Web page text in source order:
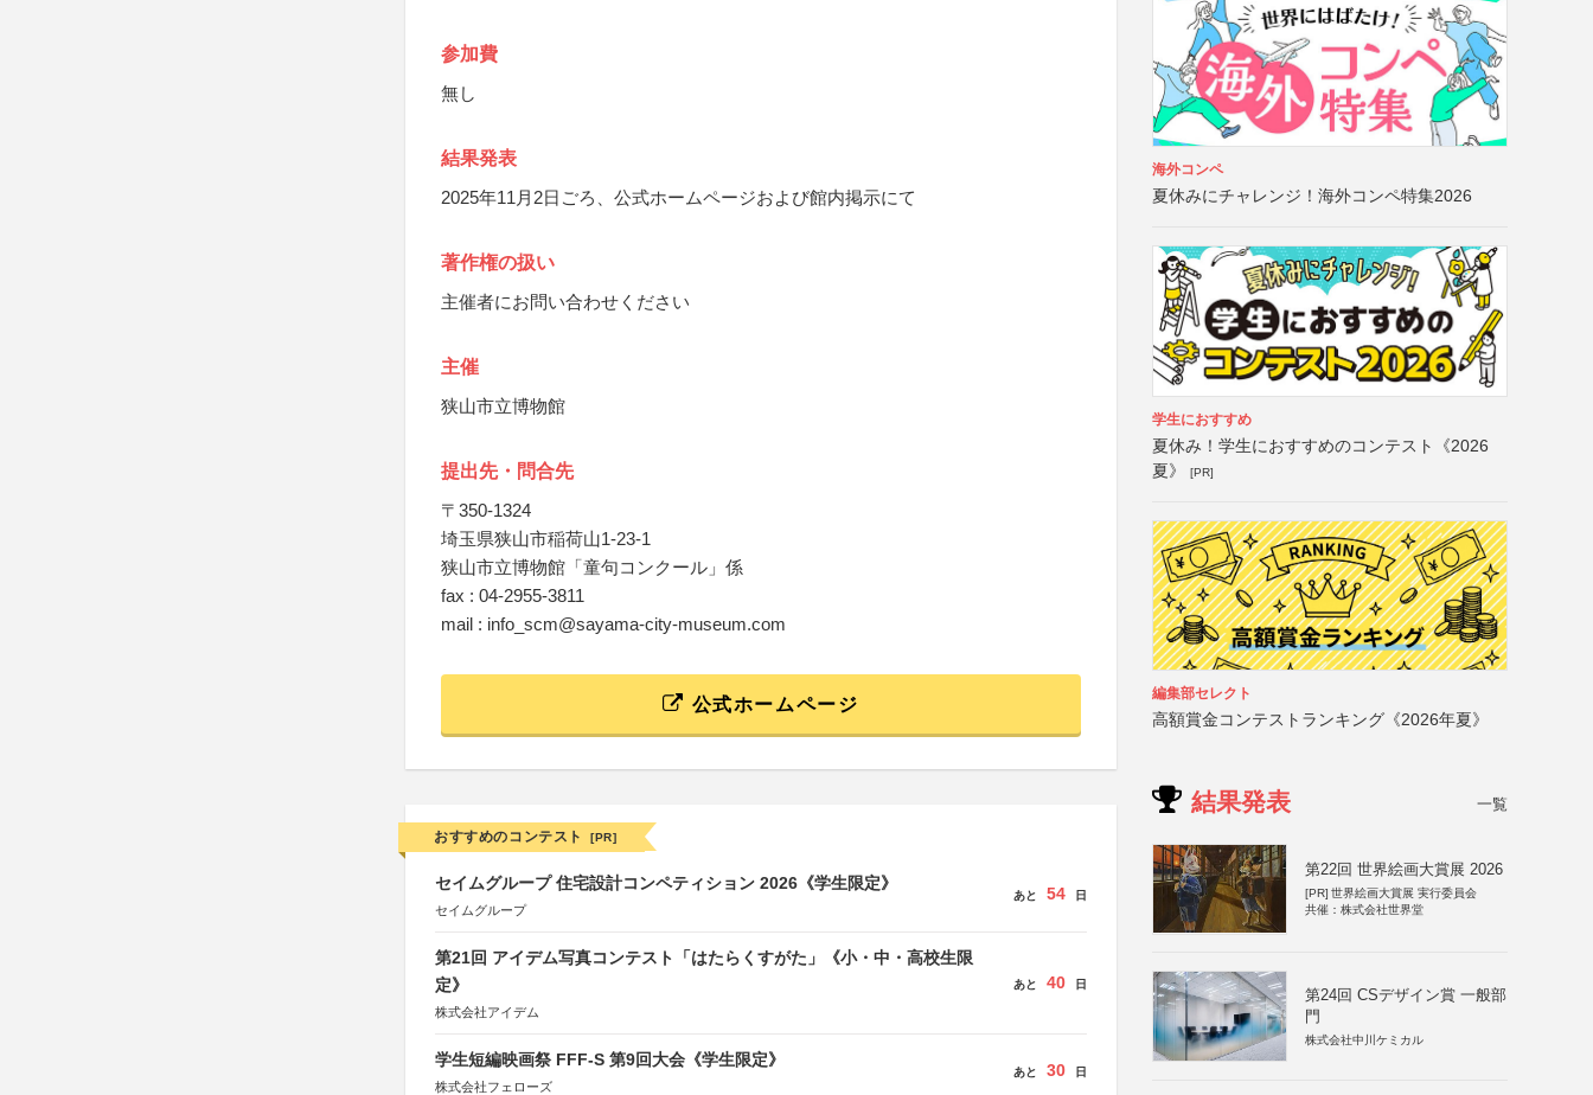
参加費
無し
結果発表
2025年11月2日ごろ、公式ホームページおよび館内掲示にて
著作権の扱い
主催者にお問い合わせください
主催
狭山市立博物館
提出先・問合先
〒350-1324
埼玉県狭山市稲荷山1-23-1
狭山市立博物館「童句コンクール」係
fax : 04-2955-3811
mail : info_scm@sayama-city-museum.com
公式ホームページ
おすすめのコンテスト [PR]
セイムグループ 住宅設計コンペティション 2026《学生限定》
セイムグループ
あと 54 日
第21回 アイデム写真コンテスト「はたらくすがた」《小・中・高校生限
定》
株式会社アイデム
あと 40 日
学生短編映画祭 FFF-S 第9回大会《学生限定》
株式会社フェローズ
あと 30 日
海外コンペ
夏休みにチャレンジ！海外コンペ特集2026
学生におすすめ
夏休み！学生におすすめのコンテスト《2026
夏》
[PR]
編集部セレクト
高額賞金コンテストランキング《2026年夏》
結果発表 一覧
第22回 世界絵画大賞展 2026
[PR] 世界絵画大賞展 実行委員会
共催：株式会社世界堂
第24回 CSデザイン賞 一般部
門
株式会社中川ケミカル